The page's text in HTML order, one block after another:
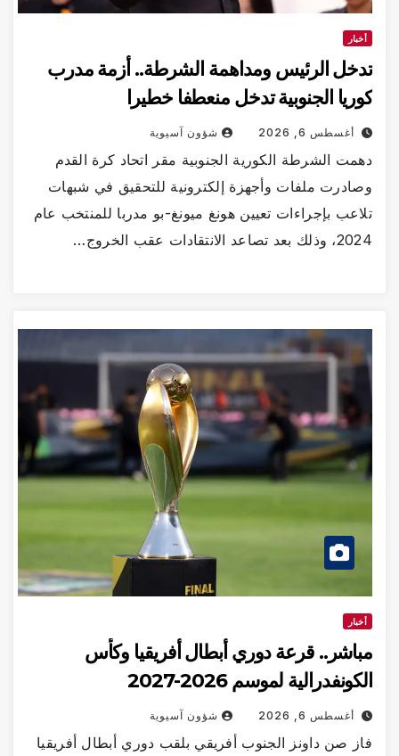
أخبار
تدخل الرئيس ومداهمة الشرطة.. أزمة مدرب
كوريا الجنوبية تدخل منعطفا خطيرا
أغسطس 6, 2026 شؤون آسيوية
دهمت الشرطة الكورية الجنوبية مقر اتحاد كرة القدم
وصادرت ملفات وأجهزة إلكترونية للتحقيق في شبهات
تلاعب بإجراءات تعيين هونغ ميونغ-بو مدربا للمنتخب عام
2024، وذلك بعد تصاعد الانتقادات عقب الخروج…
أخبار
مباشر.. قرعة دوري أبطال أفريقيا وكأس
الكونفدرالية لموسم 2026-2027
أغسطس 6, 2026 شؤون آسيوية
فاز صن داونز الجنوب أفريقي بلقب دوري أبطال أفريقيا